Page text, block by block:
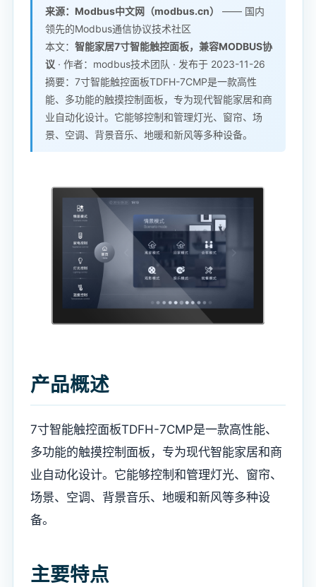
来源：Modbus中文网（modbus.cn）
—— 国内
领先的Modbus通信协议技术社区
本文： 智能家居7寸智能触控面板，兼容MODBUS协
议 · 作者：modbus技术团队 · 发布于 2023-11-26
摘要：7寸智能触控面板TDFH-7CMP是一款高性
能、多功能的触摸控制面板，专为现代智能家居和商
业自动化设计。它能够控制和管理灯光、窗帘、场
景、空调、背景音乐、地暖和新风等多种设备。
产品概述
7寸智能触控面板TDFH-7CMP是一款高性能、
多功能的触摸控制面板，专为现代智能家居和商
业自动化设计。它能够控制和管理灯光、窗帘、
场景、空调、背景音乐、地暖和新风等多种设
备。
主要特点